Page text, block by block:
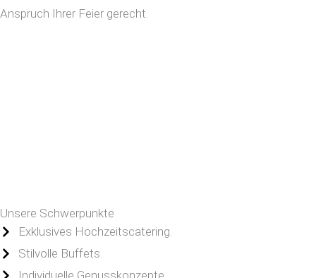
Anspruch Ihrer Feier gerecht.
Unsere Schwerpunkte
Exklusives Hochzeitscatering.
Stilvolle Buffets.